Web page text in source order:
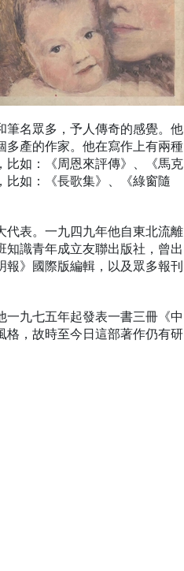
筆名眾多，予人傳奇的感覺。他
多產的作家。他在寫作上有兩種
比如：《周恩來評傳》、《馬克
比如：《長歌集》、《綠窗隨
代表。一九四九年他自東北流離
識青年成立友聯出版社，曾出
》國際版編輯，以及眾多報刊
九七五年起發表一書三冊《中
格，故時至今日這部著作仍有研